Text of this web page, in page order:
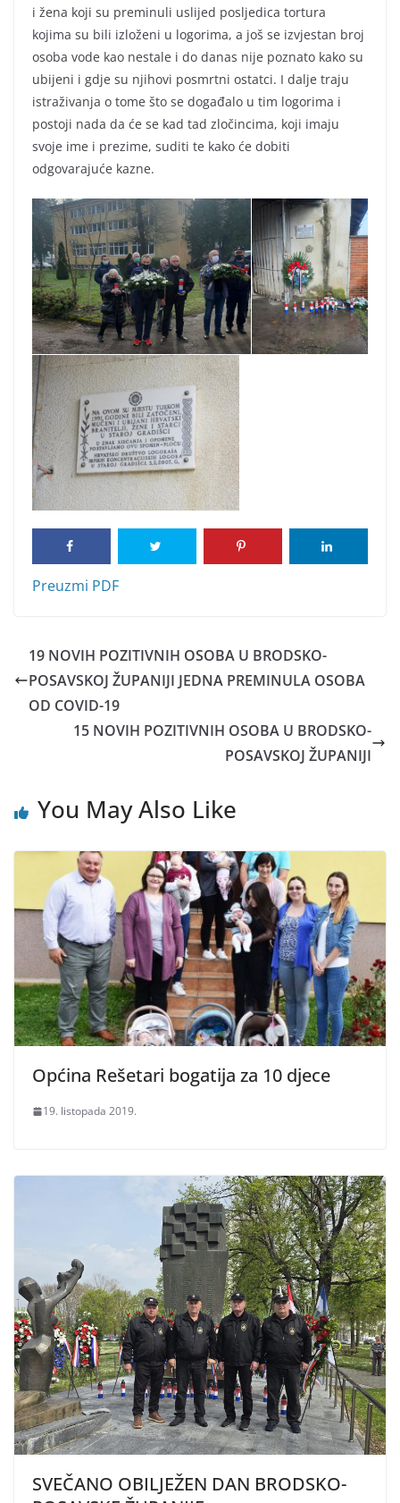
i žena koji su preminuli uslijed posljedica tortura
kojima su bili izloženi u logorima, a još se izvjestan broj
osoba vode kao nestale i do danas nije poznato kako su
ubijeni i gdje su njihovi posmrtni ostatci. I dalje traju
istraživanja o tome što se događalo u tim logorima i
postoji nada da će se kad tad zločincima, koji imaju
svoje ime i prezime, suditi te kako će dobiti
odgovarajuće kazne.
Preuzmi PDF
19 NOVIH POZITIVNIH OSOBA U BRODSKO-
POSAVSKOJ ŽUPANIJI JEDNA PREMINULA OSOBA
OD COVID-19
15 NOVIH POZITIVNIH OSOBA U BRODSKO-
POSAVSKOJ ŽUPANIJI
You May Also Like
Općina Rešetari bogatija za 10 djece
19. listopada 2019.
SVEČANO OBILJEŽEN DAN BRODSKO-